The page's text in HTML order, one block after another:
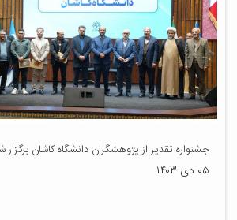
جشنواره تقدیر از پژوهشگران دانشگاه کاشان برگزار
۰۵ دی ۱۴۰۳